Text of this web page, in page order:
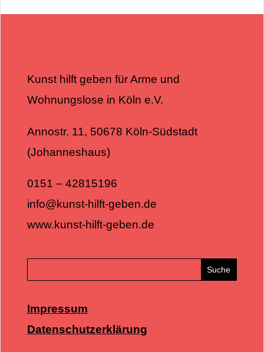
Kunst hilft geben für Arme und
Wohnungslose in Köln e.V.
Annostr. 11, 50678 Köln-Südstadt
(Johanneshaus)
0151 – 42815196
info@kunst-hilft-geben.de
www.kunst-hilft-geben.de
Impressum
Datenschutzerklärung